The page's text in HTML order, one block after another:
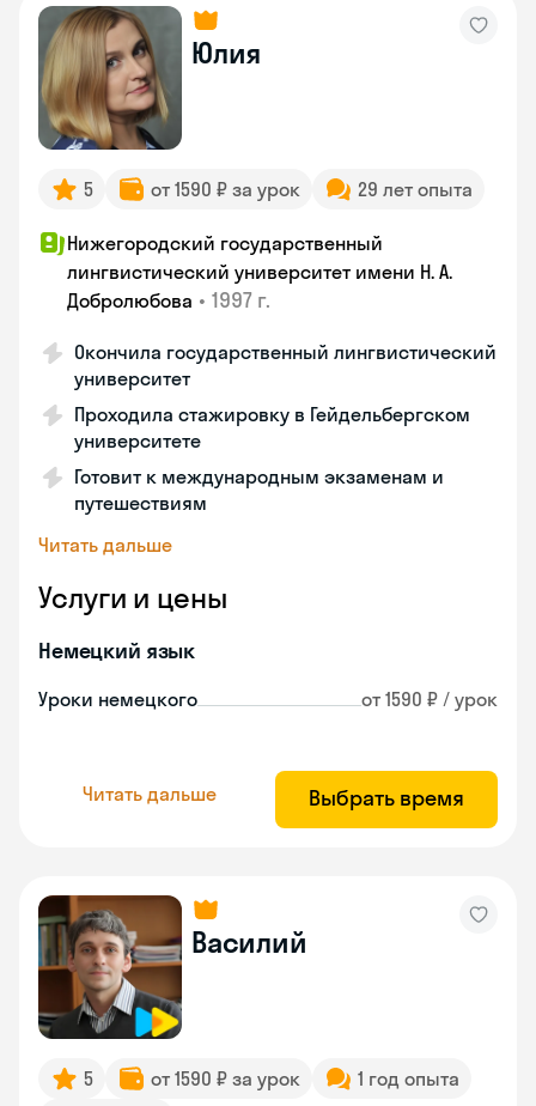
Юлия
5 от 1590 ₽ за урок 29 лет опыта
Нижегородский государственный
лингвистический университет имени Н. А.
Добролюбова • 1997 г.
Окончила государственный лингвистический
университет
Проходила стажировку в Гейдельбергском
университете
Готовит к международным экзаменам и
путешествиям
Читать дальше
Услуги и цены
Немецкий язык
Уроки немецкого от 1590 ₽ / урок
Читать дальше Выбрать время
Василий
5 от 1590 ₽ за урок
1 год опыта